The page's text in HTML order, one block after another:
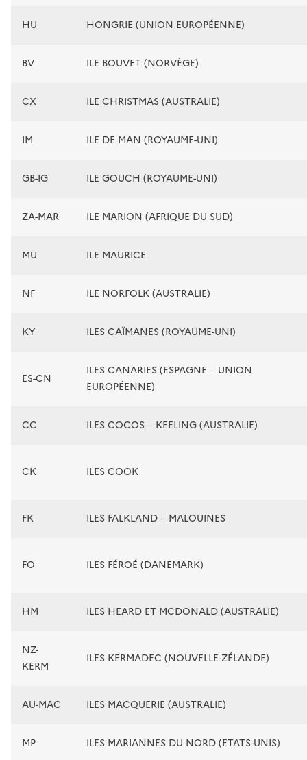
HU HONGRIE (UNION EUROPÉENNE)
BV ILE BOUVET (NORVÈGE)
CX ILE CHRISTMAS (AUSTRALIE)
IM ILE DE MAN (ROYAUME-UNI)
GB-IG ILE GOUCH (ROYAUME-UNI)
ZA-MAR ILE MARION (AFRIQUE DU SUD)
MU ILE MAURICE
NF ILE NORFOLK (AUSTRALIE)
KY ILES CAÏMANES (ROYAUME-UNI)
ES-CN
ILES CANARIES (ESPAGNE – UNION
EUROPÉENNE)
CC ILES COCOS – KEELING (AUSTRALIE)
CK ILES COOK
FK ILES FALKLAND – MALOUINES
FO ILES FÉROÉ (DANEMARK)
HM ILES HEARD ET MCDONALD (AUSTRALIE)
NZ-
KERM
ILES KERMADEC (NOUVELLE-ZÉLANDE)
AU-MAC ILES MACQUERIE (AUSTRALIE)
MP ILES MARIANNES DU NORD (ETATS-UNIS)